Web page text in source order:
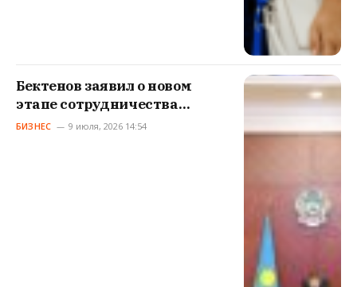
Бектенов заявил о новом
этапе сотрудничества
Казахстана с инвесторами
БИЗНЕС 9 июля, 2026 14:54